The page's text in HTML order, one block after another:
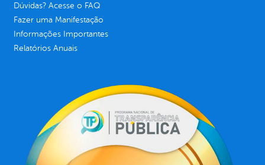
Dúvidas? Acesse o FAQ
Fazer uma Manifestação
Informações Importantes
Relatórios Anuais